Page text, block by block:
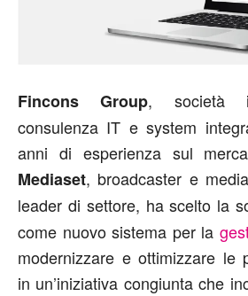
Fincons Group, società
consulenza IT e system
anni di esperienza sul
Mediaset, broadcaster e
leader di settore, ha scelto la
come nuovo sistema per la
modernizzare e ottimizzare le
in un’iniziativa congiunta che